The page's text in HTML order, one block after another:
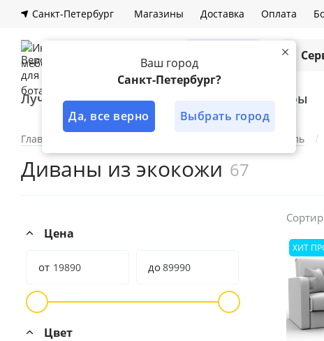
Ваш город
Санкт-Петербург?
Да, все верно Выбрать город
Санкт-Петербург Магазины Доставка Оплата
Лучшее решение Шкафы
Главная Мягкая мебель
Диваны из экокожи 67
Цена
от до
Цвет
ХИТ